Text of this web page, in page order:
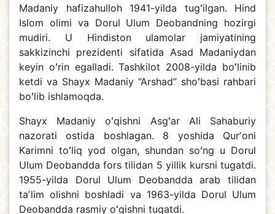
Madaniy hafizahulloh 1941-yilda tugʻilgan. Hind
Islom olimi va Dorul Ulum Deobandning hozirgi
mudiri. U Hindiston ulamolar jamiyatining
sakkizinchi prezidenti sifatida Asad Madaniydan
keyin oʻrin egalladi. Tashkilot 2008-yilda boʻlinib
ketdi va Shayx Madaniy “Arshad” shoʻbasi rahbari
boʻlib ishlamoqda.
Shayx Madaniy oʻqishni Asgʻar Ali Sahaburiy
nazorati ostida boshlagan. 8 yoshida Qurʼoni
Karimni toʻliq yod olgan, shundan soʻng u Dorul
Ulum Deobandda fors tilidan 5 yillik kursni tugatdi.
1955-yilda Dorul Ulum Deobandda arab tilidan
taʼlim olishni boshladi va 1963-yilda Dorul Ulum
Deobandda rasmiy oʻqishni tugatdi.